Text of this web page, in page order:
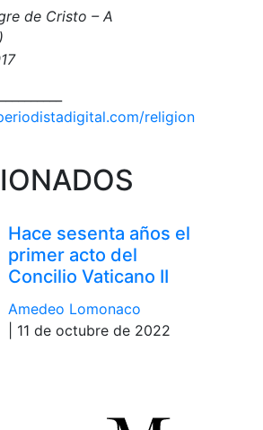
de Cristo – A
religion
Hace sesenta años el
primer acto del
Concilio Vaticano II
Amedeo Lomonaco
| 11 de octubre de 2022